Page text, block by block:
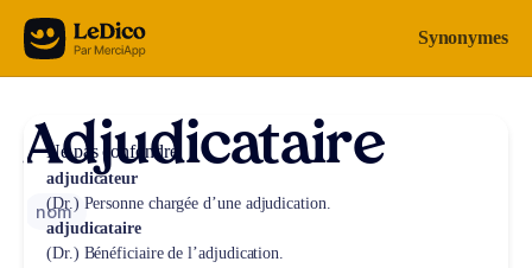
Aller au contenu Synonymes
Adjudicataire
nom
Ne pas confondre
adjudicateur
(Dr.) Personne chargée d’une adjudication.
adjudicataire
(Dr.) Bénéficiaire de l’adjudication.